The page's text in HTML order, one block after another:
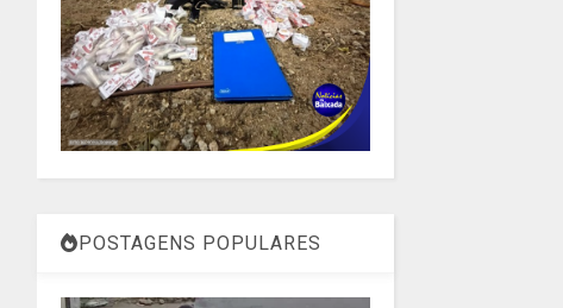
POSTAGENS POPULARES